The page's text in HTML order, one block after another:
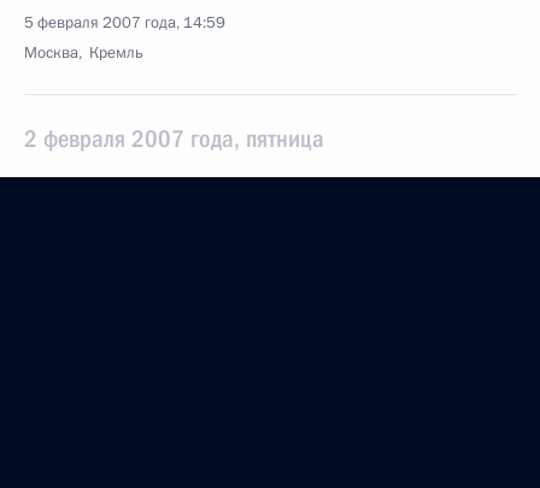
5 февраля 2007 года, 14:59
Москва, Кремль
2 февраля 2007 года, пятница